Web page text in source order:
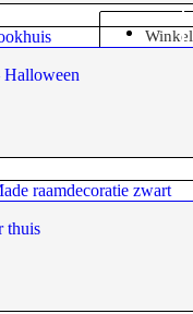
Halloween
thuis